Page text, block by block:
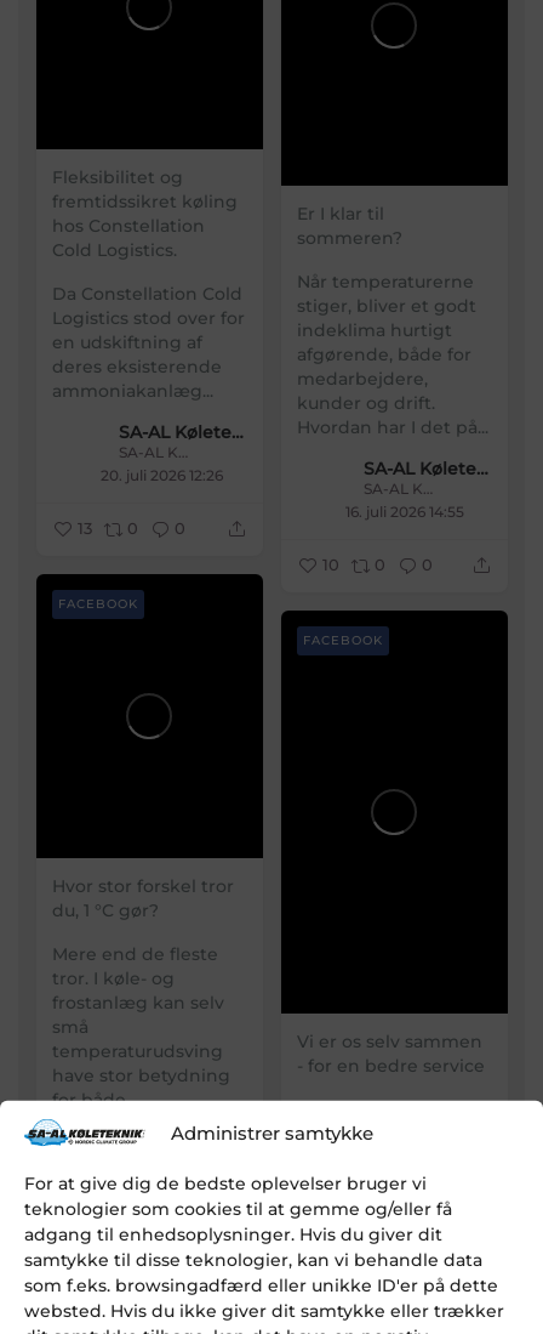
Administrer samtykke
For at give dig de bedste oplevelser bruger vi
teknologier som cookies til at gemme og/eller få
adgang til enhedsoplysninger. Hvis du giver dit
samtykke til disse teknologier, kan vi behandle data
som f.eks. browsingadfærd eller unikke ID'er på dette
websted. Hvis du ikke giver dit samtykke eller trækker
Fleksibilitet og
fremtidssikret køling
hos Constellation
Cold Logistics.
Da Constellation Cold
Logistics stod over for
en udskiftning af
deres eksisterende
ammoniakanlæg...
SA-AL Køleteknik
SA-AL Køleteknik
20. juli 2026 12:26
13 0 0
Er I klar til
sommeren?
Når temperaturerne
stiger, bliver et godt
indeklima hurtigt
afgørende, både for
medarbejdere,
kunder og drift.
Hvordan har I det på...
SA-AL Køleteknik
SA-AL Køleteknik
16. juli 2026 14:55
10 0 0
Hvor stor forskel tror
du, 1 °C gør?
Mere end de fleste
tror. I køle- og
frostanlæg kan selv
små
temperaturudsving
have stor betydning
for både...
SA-AL Køleteknik
12. juli 2026 13:14
FACEBOOK
6 0 0
Vi er os selv sammen
- for en bedre service
tror vi på, at de
starter med
mennesker. Derfor er
det vigtigt for os, at
der er plads til...
SA-AL Køleteknik
SA-AL Køleteknik
FACEBOOK
FACEBOOK